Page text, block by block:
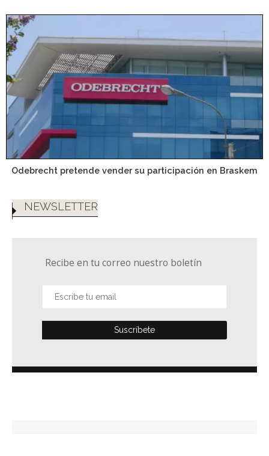
Odebrecht pretende vender su participación en Braskem
NEWSLETTER
Recibe en tu correo nuestro boletín